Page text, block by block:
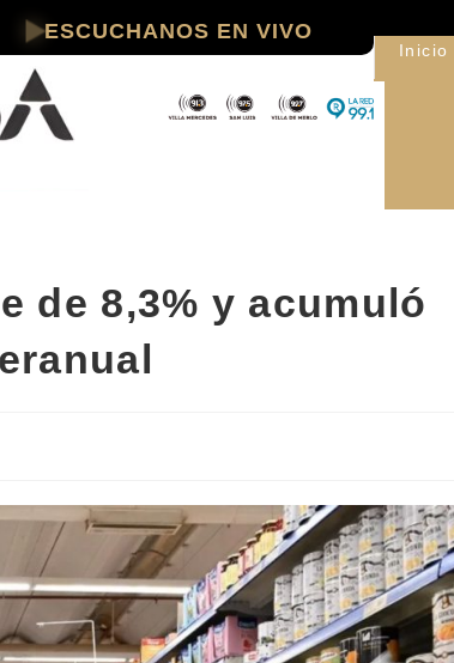
ESCUCHANOS EN VIVO
Inicio
de 8,3% y acumuló